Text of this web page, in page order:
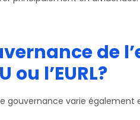
de
ou l’EURL?
gouvernance varie également